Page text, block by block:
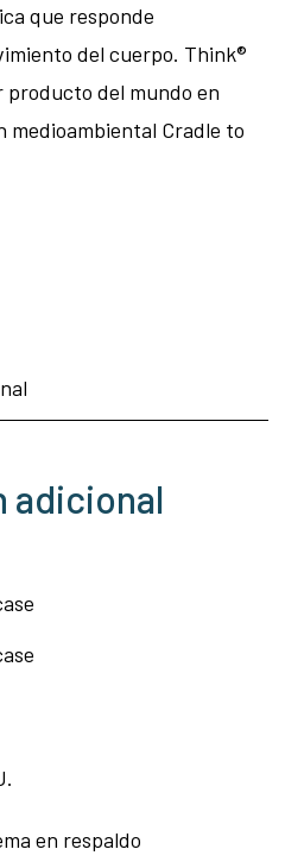
que responde
del cuerpo. Think®
del mundo en
Cradle to
adicional
en respaldo